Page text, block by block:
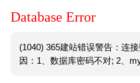
Database Error
(1040) 365建站错误警告：连
因：1、数据库密码不对; 2、